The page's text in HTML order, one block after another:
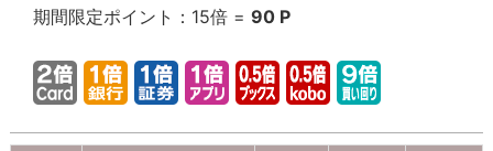
期間限定ポイント：15倍 = 90 P